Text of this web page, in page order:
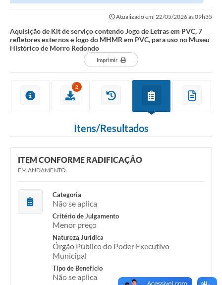
Serviços Online
Serviço de Inspeção Municipal - SIM
Esportes
Ouvidoria
Agenda
Acesso Rápido
Carta de Serviços
Arquivos para Download
Atualizado em: 22/05/2026 às 09h35
Aquisição de Kit de serviço contendo Jogo de Letras em PVC, 7
refletores externos e logo do MHMR em PVC, para uso no Museu
Histórico de Morro Redondo
Imprimir
2
Itens/Resultados
ITEM CONFORME RADIFICAÇÃO
EM ANDAMENTO
Categoria
Não se aplica
Critério de Julgamento
Menor preço
Natureza Jurídica
Órgão Público do Poder Executivo
Municipal
Tipo de Benefício
Não se aplica